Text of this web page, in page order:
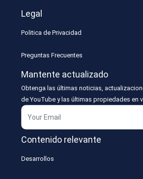
Legal
Politica de Privacidad
Preguntas Frecuentes
Mantente actualizado
Obtenga las últimas noticias,
de YouTube y las últimas propiedades en
Contenido relevante
Desarrollos